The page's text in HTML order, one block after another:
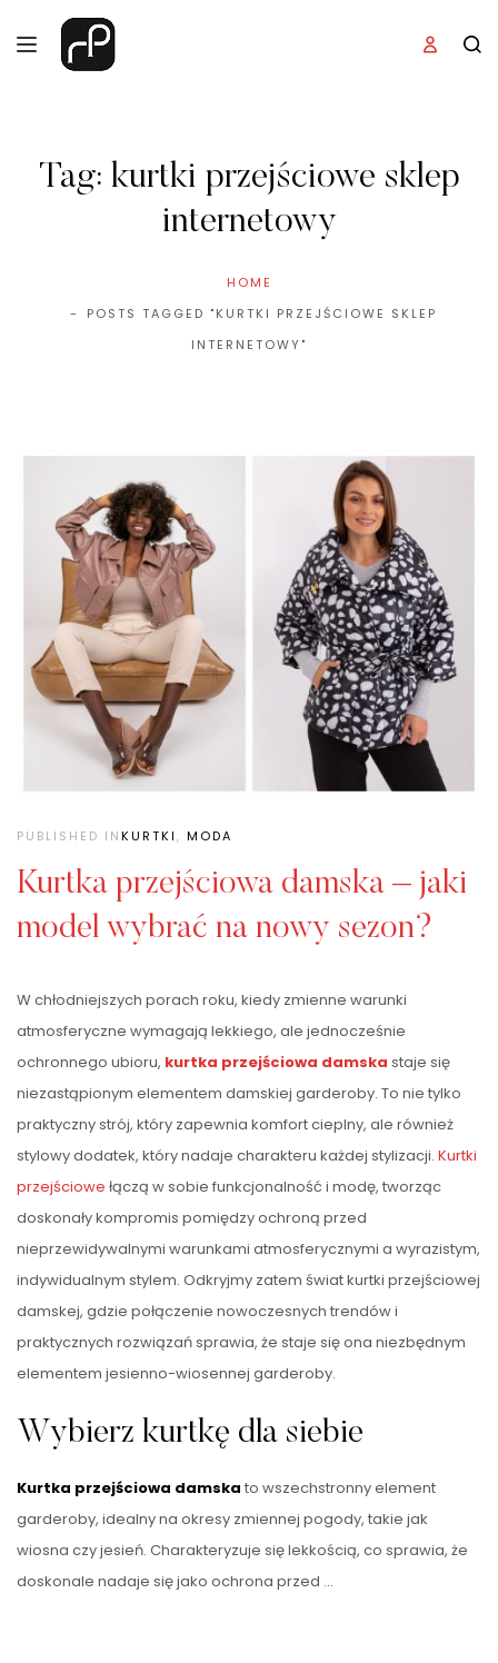
Tag: kurtki przejściowe sklep
internetowy
HOME
POSTS TAGGED "KURTKI PRZEJŚCIOWE SKLEP
INTERNETOWY"
PUBLISHED INKURTKI, MODA
Kurtka przejściowa damska – jaki
model wybrać na nowy sezon?
W chłodniejszych porach roku, kiedy zmienne warunki
atmosferyczne wymagają lekkiego, ale jednocześnie
ochronnego ubioru, kurtka przejściowa damska staje się
niezastąpionym elementem damskiej garderoby. To nie tylko
praktyczny strój, który zapewnia komfort cieplny, ale również
stylowy dodatek, który nadaje charakteru każdej stylizacji. Kurtki
przejściowe łączą w sobie funkcjonalność i modę, tworząc
doskonały kompromis pomiędzy ochroną przed
nieprzewidywalnymi warunkami atmosferycznymi a wyrazistym,
indywidualnym stylem. Odkryjmy zatem świat kurtki przejściowej
damskej, gdzie połączenie nowoczesnych trendów i
praktycznych rozwiązań sprawia, że staje się ona niezbędnym
elementem jesienno-wiosennej garderoby.
Wybierz kurtkę dla siebie
Kurtka przejściowa damska to wszechstronny element
garderoby, idealny na okresy zmiennej pogody, takie jak
wiosna czy jesień. Charakteryzuje się lekkością, co sprawia, że
doskonale nadaje się jako ochrona przed …